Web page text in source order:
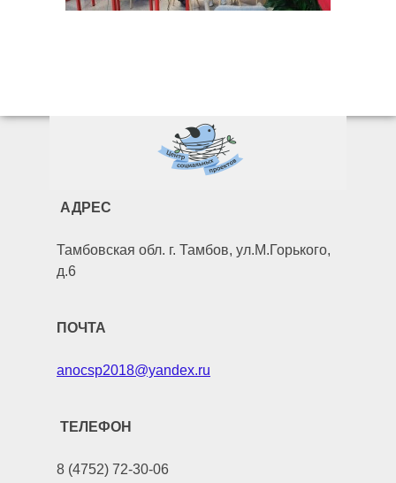
АДРЕС
Тамбовская обл. г. Тамбов, ул.М.Горького,
д.6
ПОЧТА
anocsp2018@yandex.ru
ТЕЛЕФОН
8 (4752) 72-30-06